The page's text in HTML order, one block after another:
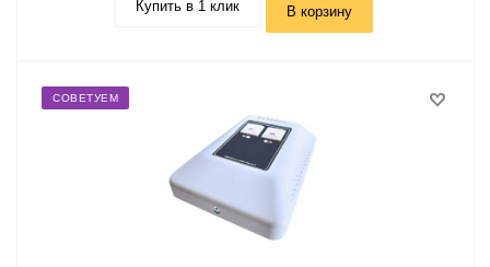
Купить в 1 клик В корзину
СОВЕТУЕМ